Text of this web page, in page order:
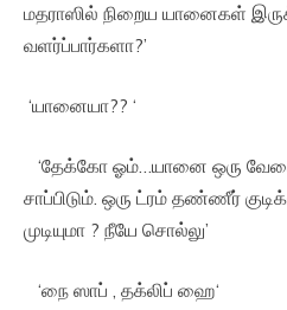
மதராஸில் நிறைய யானைகள்
வளர்ப்பார்களா?’
‘யானையா?? ‘
‘தேக்கோ ஓம்…யானை ஒரு
சாப்பிடும். ஒரு ட்ரம் தண்ணீர்
முடியுமா ? நீயே சொல்லு’
‘நை ஸாப் , தக்லிப் ஹை‘